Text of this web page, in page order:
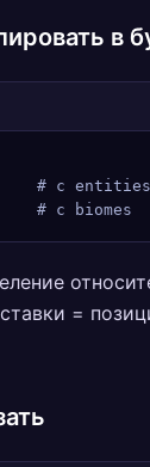
в
# с entities
# с biomes
=